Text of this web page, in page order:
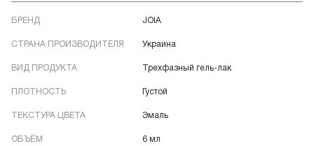
БРЕНД JOIA
СТРАНА ПРОИЗВОДИТЕЛЯ Украина
ВИД ПРОДУКТА Трехфазный гель-лак
ПЛОТНОСТЬ Густой
ТЕКСТУРА ЦВЕТА Эмаль
ОБЪЁМ 6 мл